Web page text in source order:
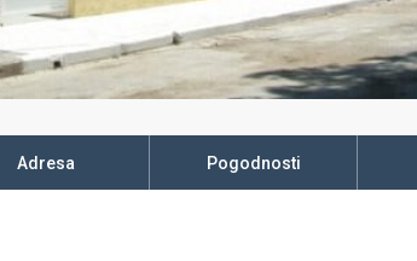
Adresa Pogodnosti